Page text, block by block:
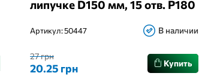
липучке D150 мм, 15 отв. P180
Артикул:50447 В наличии
27 грн
20.25 грн Купить